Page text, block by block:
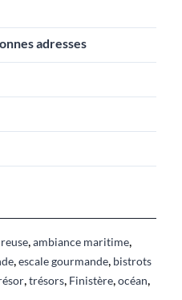
adresses
,ambiance maritime,
,escale gourmande, bistrots
,trésors, Finistère,océan,